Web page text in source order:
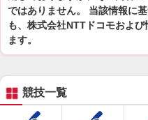
ではありません。 当該情報に
も、株式会社NTTドコモおよ
ます。
競技一覧